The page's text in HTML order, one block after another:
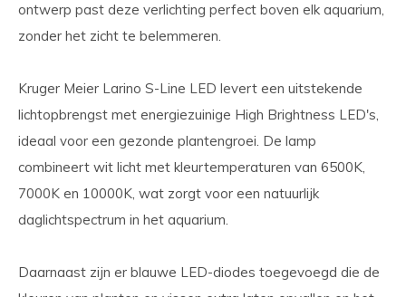
ontwerp past deze verlichting perfect boven elk aquarium,
zonder het zicht te belemmeren.
Kruger Meier Larino S-Line LED levert een uitstekende
lichtopbrengst met energiezuinige High Brightness LED's,
ideaal voor een gezonde plantengroei. De lamp
combineert wit licht met kleurtemperaturen van 6500K,
7000K en 10000K, wat zorgt voor een natuurlijk
daglichtspectrum in het aquarium.
Daarnaast zijn er blauwe LED-diodes toegevoegd die de